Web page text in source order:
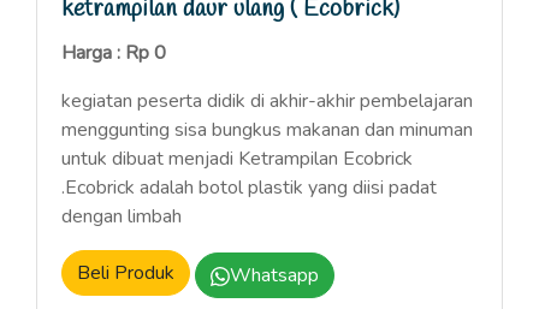
ketrampilan daur ulang ( Ecobrick)
Harga : Rp 0
kegiatan peserta didik di akhir-akhir pembelajaran
menggunting sisa bungkus makanan dan minuman
untuk dibuat menjadi Ketrampilan Ecobrick
.Ecobrick adalah botol plastik yang diisi padat
dengan limbah
Beli Produk Whatsapp